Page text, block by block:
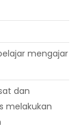
mengajar
dan
melakukan